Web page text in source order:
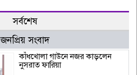
সর্বশেষ
জনপ্রিয় সংবাদ
কাঁধখোলা গাউনে নজর কাড়লেন
নুসরাত ফারিয়া